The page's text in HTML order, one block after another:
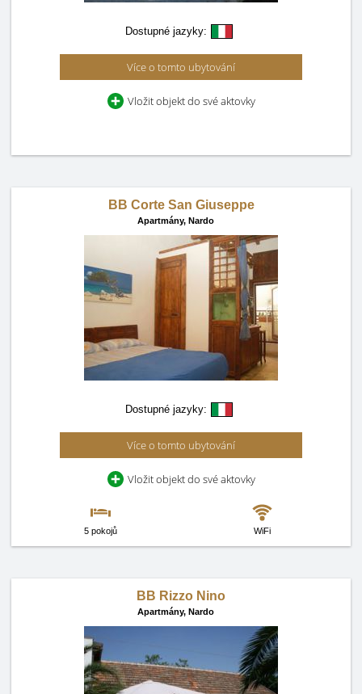
Dostupné jazyky:
Více o tomto ubytování
Vložit objekt do své aktovky
BB Corte San Giuseppe
Apartmány, Nardo
Dostupné jazyky:
Více o tomto ubytování
Vložit objekt do své aktovky
5 pokojů WiFi
BB Rizzo Nino
Apartmány, Nardo